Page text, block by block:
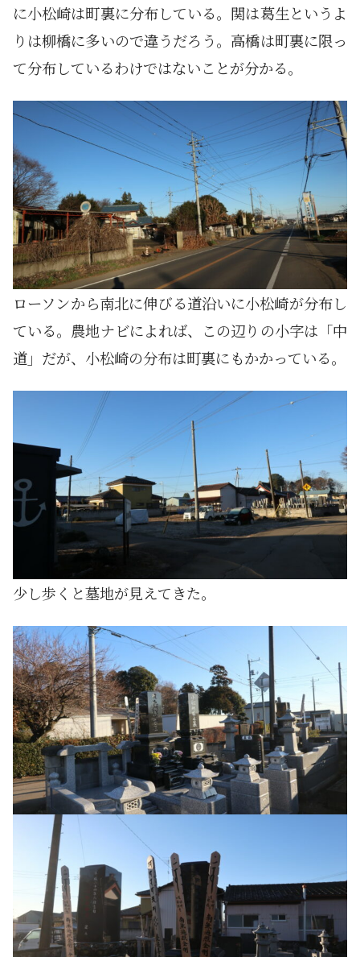
に小松崎は町裏に分布している。関は葛生というよ
りは柳橋に多いので違うだろう。高橋は町裏に限っ
て分布しているわけではないことが分かる。
ローソンから南北に伸びる道沿いに小松崎が分布し
ている。農地ナビによれば、この辺りの小字は「中
道」だが、小松崎の分布は町裏にもかかっている。
少し歩くと墓地が見えてきた。